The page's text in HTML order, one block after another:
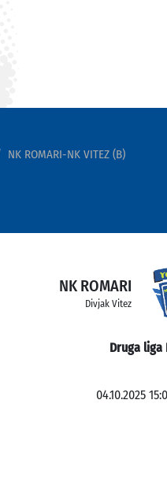
NK ROMARI-NK VITEZ (B)
NK ROMARI
Divjak Vitez
Druga liga
04.10.2025